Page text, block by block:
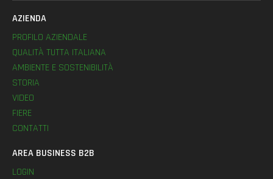
AZIENDA
PROFILO AZIENDALE
QUALITÀ TUTTA ITALIANA
AMBIENTE E SOSTENIBILITÀ
STORIA
VIDEO
FIERE
CONTATTI
AREA BUSINESS B2B
LOGIN